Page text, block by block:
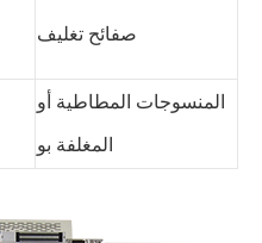
صفائح تغليف
المنسوجات المطاطية أو
المغلفة بو